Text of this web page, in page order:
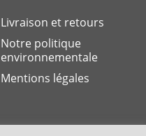
Livraison et retours
Notre politique
environnementale
Mentions légales